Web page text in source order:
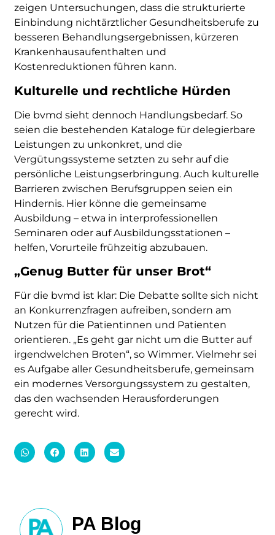
zeigen Untersuchungen, dass die strukturierte
Einbindung nichtärztlicher Gesundheitsberufe zu
besseren Behandlungsergebnissen, kürzeren
Krankenhausaufenthalten und
Kostenreduktionen führen kann.
Kulturelle und rechtliche Hürden
Die bvmd sieht dennoch Handlungsbedarf. So
seien die bestehenden Kataloge für delegierbare
Leistungen zu unkonkret, und die
Vergütungssysteme setzten zu sehr auf die
persönliche Leistungserbringung. Auch kulturelle
Barrieren zwischen Berufsgruppen seien ein
Hindernis. Hier könne die gemeinsame
Ausbildung – etwa in interprofessionellen
Seminaren oder auf Ausbildungsstationen –
helfen, Vorurteile frühzeitig abzubauen.
„Genug Butter für unser Brot“
Für die bvmd ist klar: Die Debatte sollte sich nicht
an Konkurrenzfragen aufreiben, sondern am
Nutzen für die Patientinnen und Patienten
orientieren. „Es geht gar nicht um die Butter auf
irgendwelchen Broten“, so Wimmer. Vielmehr sei
es Aufgabe aller Gesundheitsberufe, gemeinsam
ein modernes Versorgungssystem zu gestalten,
das den wachsenden Herausforderungen
gerecht wird.
PA Blog